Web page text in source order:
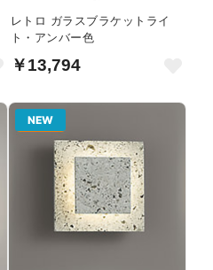
レトロ ガラスブラケットライ
ト・アンバー色
￥13,794
NEW